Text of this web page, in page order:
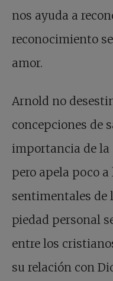
nos ayuda a
reconocimiento
amor.
Arnold no
concepciones de
importancia de
pero apela poco
sentimentales de
piedad personal
entre los
su relación con